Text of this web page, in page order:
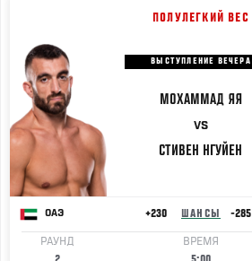
ПОЛУЛЕГКИЙ ВЕС
ВЫСТУПЛЕНИЕ ВЕЧЕРА
МОХАММАД ЯЯ
VS
СТИВЕН НГУЙЕН
ОАЭ +230 ШАНСЫ -285
РАУНД
ВРЕМЯ